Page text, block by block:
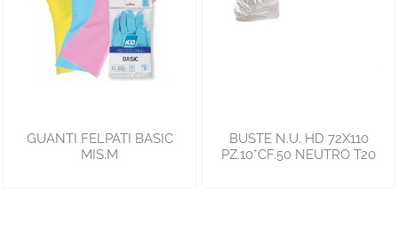
GUANTI FELPATI BASIC
MIS.M
BUSTE N.U. HD 72X110
PZ.10*CF.50 NEUTRO T20